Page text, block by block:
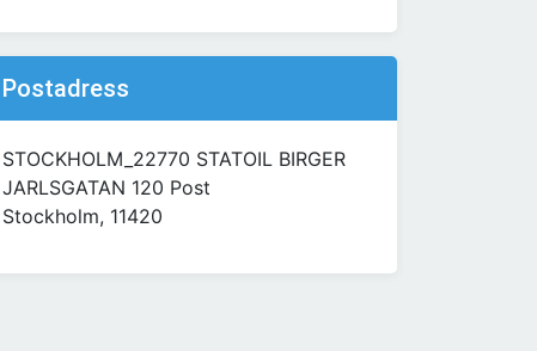
Postadress
STOCKHOLM_22770 STATOIL BIRGER
JARLSGATAN 120 Post
Stockholm, 11420